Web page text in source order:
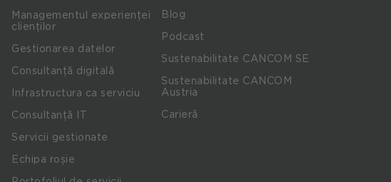
Managementul experienței
clienților
Gestionarea datelor
Consultanță digitală
Infrastructura ca serviciu
Consultanță IT
Servicii gestionate
Echipa roșie
Blog
Podcast
Sustenabilitate CANCOM SE
Sustenabilitate CANCOM
Austria
Carieră